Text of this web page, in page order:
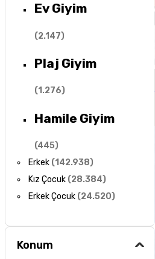
Ev Giyim
(2.147)
Plaj Giyim
(1.276)
Hamile Giyim
(445)
Erkek (142.938)
Kız Çocuk (28.384)
Erkek Çocuk (24.520)
Konum